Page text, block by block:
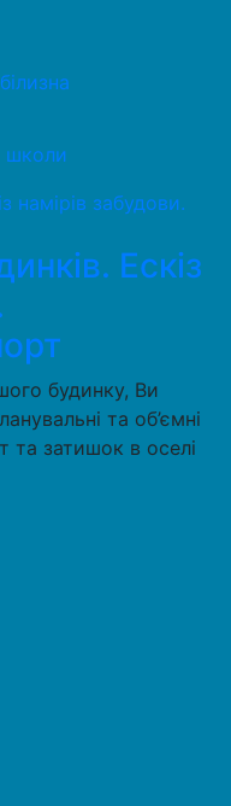
школи
Ескіз
будинку, Ви
та об’ємні
та затишок в оселі